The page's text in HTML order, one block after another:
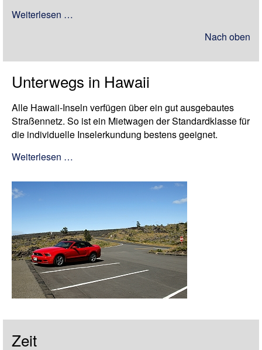
Weiterlesen …
Nach oben
Unterwegs in Hawaii
Alle Hawaii-Inseln verfügen über ein gut ausgebautes
Straßennetz. So ist ein Mietwagen der Standardklasse für
die individuelle Inselerkundung bestens geeignet.
Weiterlesen …
Zeit